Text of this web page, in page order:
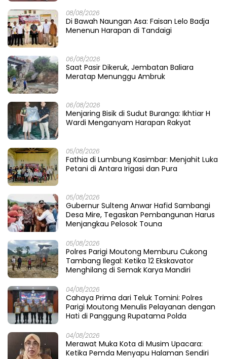
08/08/2026
Di Bawah Naungan Asa: Faisan Lelo Badja
Menenun Harapan di Tandaigi
06/08/2026
Saat Pasir Dikeruk, Jembatan Baliara
Meratap Menunggu Ambruk
06/08/2026
Menjaring Bisik di Sudut Buranga: Ikhtiar H
Wardi Menganyam Harapan Rakyat
05/08/2026
Fathia di Lumbung Kasimbar: Menjahit Luka
Petani di Antara Irigasi dan Pura
05/08/2026
Gubernur Sulteng Anwar Hafid Sambangi
Desa Mire, Tegaskan Pembangunan Harus
Menjangkau Pelosok Touna
05/08/2026
Polres Parigi Moutong Memburu Cukong
Tambang Ilegal: Ketika 12 Ekskavator
Menghilang di Semak Karya Mandiri
04/08/2026
Cahaya Prima dari Teluk Tomini: Polres
Parigi Moutong Menulis Pelayanan dengan
Hati di Panggung Rupatama Polda
04/08/2026
Merawat Muka Kota di Musim Upacara:
Ketika Pemda Menyapu Halaman Sendiri